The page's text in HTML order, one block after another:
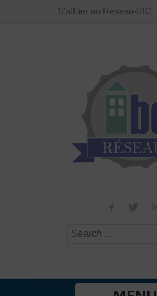
S’affilier au Réseau-IBC